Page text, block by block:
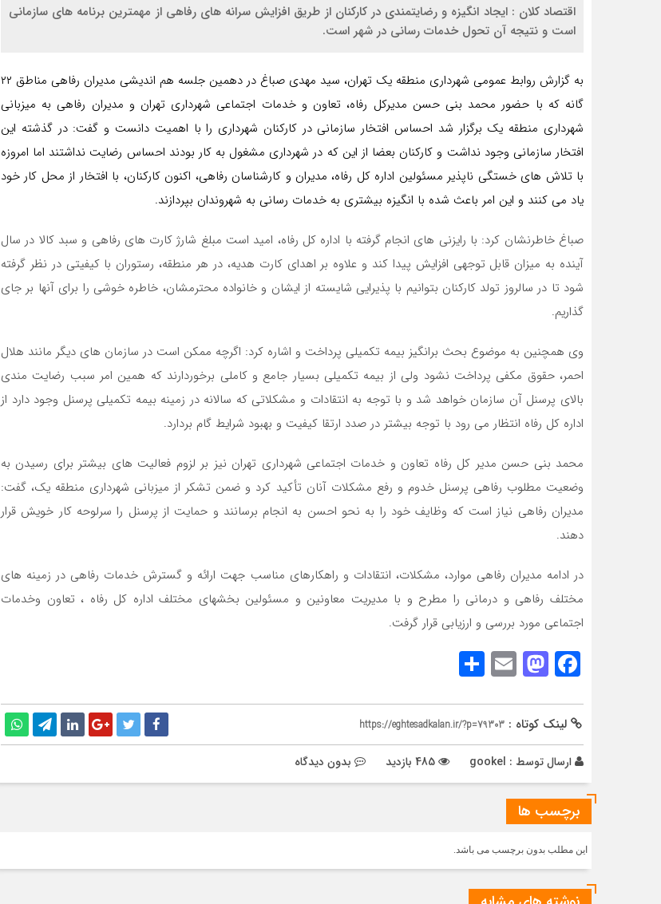
اقتصاد کلان : ایجاد انگیزه و رضایتمندی در کارکنان از طریق افزایش سرانه های رفاهی از مهمترین برنامه های سازمانی
است و نتیجه آن تحول خدمات رسانی در شهر است.
به گزارش روابط عمومی شهرداری منطقه یک تهران، سید مهدی صباغ در دهمین جلسه هم اندیشی مدیران رفاهی مناطق ۲۲
گانه که با حضور محمد بنی حسن مدیرکل رفاه، تعاون و خدمات اجتماعی شهرداری تهران و مدیران رفاهی به میزبانی
شهرداری منطقه یک برگزار شد احساس افتخار سازمانی در کارکنان شهرداری را با اهمیت دانست و گفت: در گذشته این
افتخار سازمانی وجود نداشت و کارکنان بعضا از این که در شهرداری مشغول به کار بودند احساس رضایت نداشتند اما امروزه
با تلاش های خستگی ناپذیر مسئولین اداره کل رفاه، مدیران و کارشناسان رفاهی، اکنون کارکنان، با افتخار از محل کار خود
یاد می کنند و این امر باعث شده با انگیزه بیشتری به خدمات رسانی به شهروندان بپردازند.
صباغ خاطرنشان کرد: با رایزنی های انجام گرفته با اداره کل رفاه، امید است مبلغ شارژ کارت های رفاهی و سبد کالا در سال
آینده به میزان قابل توجهی افزایش پیدا کند و علاوه بر اهدای کارت هدیه، در هر منطقه، رستوران با کیفیتی در نظر گرفته
شود تا در سالروز تولد کارکنان بتوانیم با پذیرایی شایسته از ایشان و خانواده محترمشان، خاطره خوشی را برای آنها بر جای
گذاریم.
وی همچنین به موضوع بحث برانگیز بیمه تکمیلی پرداخت و اشاره کرد: اگرچه ممکن است در سازمان های دیگر مانند هلال
احمر، حقوق مکفی پرداخت نشود ولی از بیمه تکمیلی بسیار جامع و کاملی برخوردارند که همین امر سبب رضایت مندی
بالای پرسنل آن سازمان خواهد شد و با توجه به انتقادات و مشکلاتی که سالانه در زمینه بیمه تکمیلی پرسنل وجود دارد از
اداره کل رفاه انتظار می رود با توجه بیشتر در صدد ارتقا کیفیت و بهبود شرایط گام بردارد.
محمد بنی حسن مدیر کل رفاه تعاون و خدمات اجتماعی شهرداری تهران نیز بر لزوم فعاليت های بيشتر برای رسيدن به
وضعیت مطلوب رفاهی پرسنل خدوم و رفع مشکلات آنان تأکید کرد و ضمن تشکر از میزبانی شهرداری منطقه یک، گفت:
مدیران رفاهی نیاز است که وظایف خود را به نحو احسن به انجام برسانند و حمایت از پرسنل را سرلوحه کار خویش قرار
دهند.
در ادامه مدیران رفاهی موارد، مشکلات، انتقادات و راهکارهای مناسب جهت ارائه و گسترش خدمات رفاهی در زمینه های
مختلف رفاهی و درمانی را مطرح و با مدیریت معاونین و مسئولین بخشهای مختلف اداره کل رفاه ، تعاون وخدمات
اجتماعی مورد بررسی و ارزیابی قرار گرفت.
Facebook
Mastodon
Email
لینک کوتاه : https://eghtesadkalan.ir/?p=79303
ارسال توسط : gookel بدون دیدگاه
برچسب ها
این مطلب بدون برچسب می باشد.